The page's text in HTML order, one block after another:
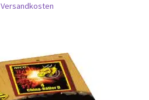
Versandkosten